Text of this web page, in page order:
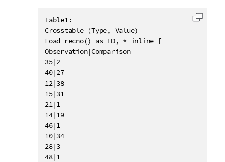
Table1:
Crosstable (Type, Value)
Load recno() as ID, * inline [
Observation|Comparison
35|2
40|27
12|38
15|31
21|1
14|19
46|1
10|34
28|3
48|1
复制代